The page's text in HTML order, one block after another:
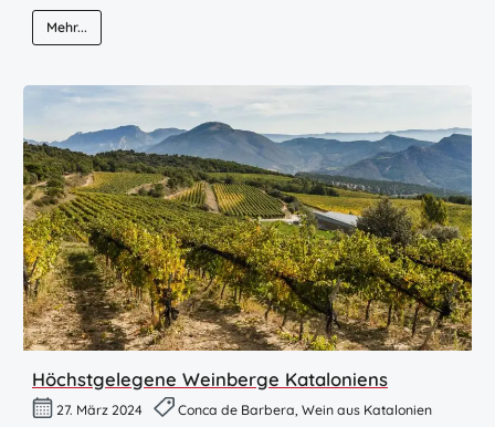
Mehr...
Höchstgelegene Weinberge Kataloniens
27. März 2024 Conca de Barbera, Wein aus Katalonien